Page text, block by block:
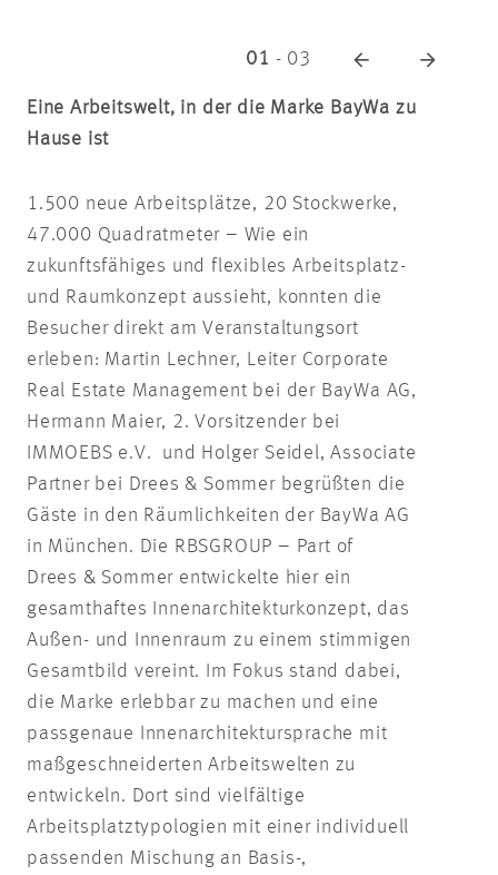
01 - 03
Eine Arbeitswelt, in der die Marke BayWa zu
Hause ist
1.500 neue Arbeitsplätze, 20 Stockwerke,
47.000 Quadratmeter – Wie ein
zukunftsfähiges und flexibles Arbeitsplatz-
und Raumkonzept aussieht, konnten die
Besucher direkt am Veranstaltungsort
erleben: Martin Lechner, Leiter Corporate
Real Estate Management bei der BayWa AG,
Hermann Maier, 2. Vorsitzender bei
IMMOEBS e.V. und Holger Seidel, Associate
Partner bei Drees & Sommer begrüßten die
Gäste in den Räumlichkeiten der BayWa AG
in München. Die RBSGROUP – Part of
Drees & Sommer entwickelte hier ein
gesamthaftes Innenarchitekturkonzept, das
Außen- und Innenraum zu einem stimmigen
Gesamtbild vereint. Im Fokus stand dabei,
die Marke erlebbar zu machen und eine
passgenaue Innenarchitektursprache mit
maßgeschneiderten Arbeitswelten zu
entwickeln. Dort sind vielfältige
Arbeitsplatztypologien mit einer individuell
passenden Mischung an Basis-,